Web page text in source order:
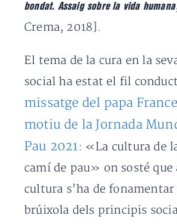
bondat. Assaig sobre la vida humana
Crema, 2018].
El tema de la cura en la
social ha estat el fil
missatge del papa
motiu de la Jornada
Pau 2021: «La cultura de
camí de pau» on sosté que
cultura s’ha de fonamentar
brúixola dels principis